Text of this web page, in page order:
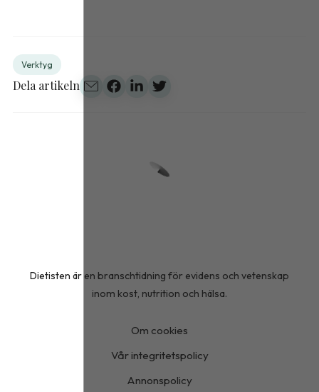
Verktyg
Dela artikeln
Dietisten är en branschtidning för evidens och vetenskap
inom kost, nutrition och hälsa.
Om cookies
Vår integritetspolicy
Annonspolicy